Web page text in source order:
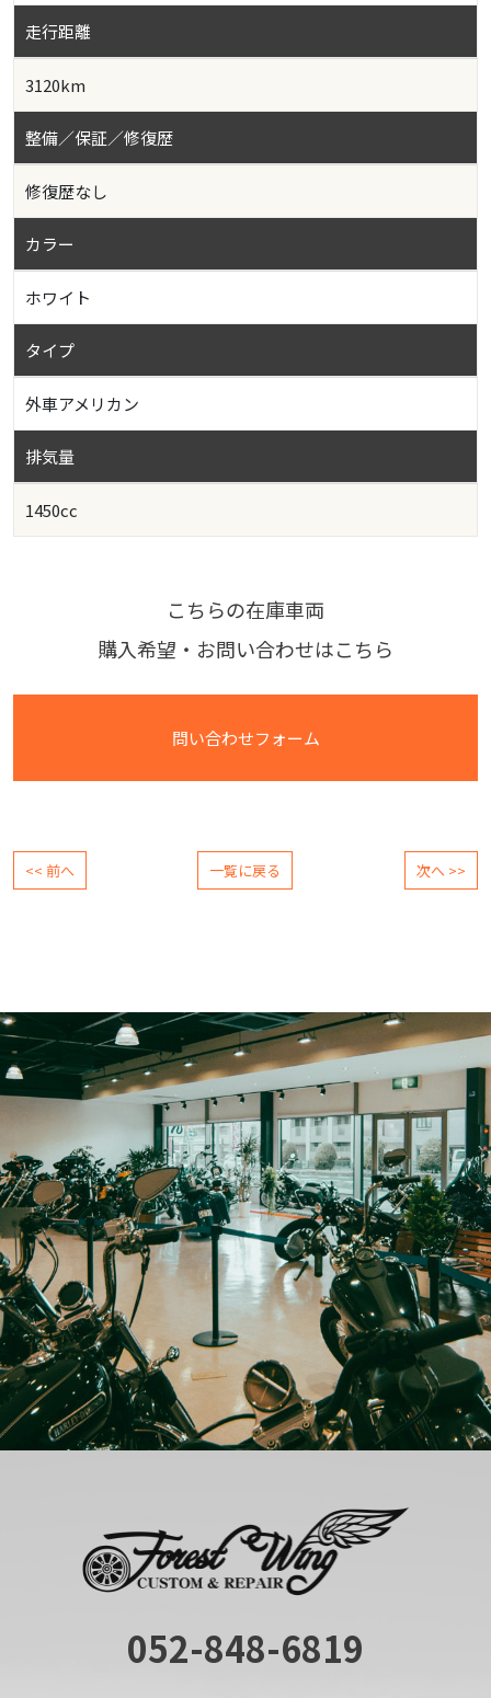
走行距離
3120km
整備／保証／修復歴
修復歴なし
カラー
ホワイト
タイプ
外車アメリカン
排気量
1450cc
こちらの在庫車両
購入希望・お問い合わせはこちら
問い合わせフォーム
<< 前へ 一覧に戻る 次へ >>
052-848-6819